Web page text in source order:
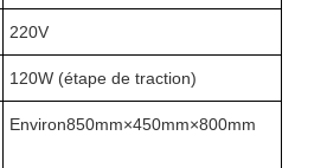
220V
120W (étape de traction)
Environ850mm×450mm×800mm